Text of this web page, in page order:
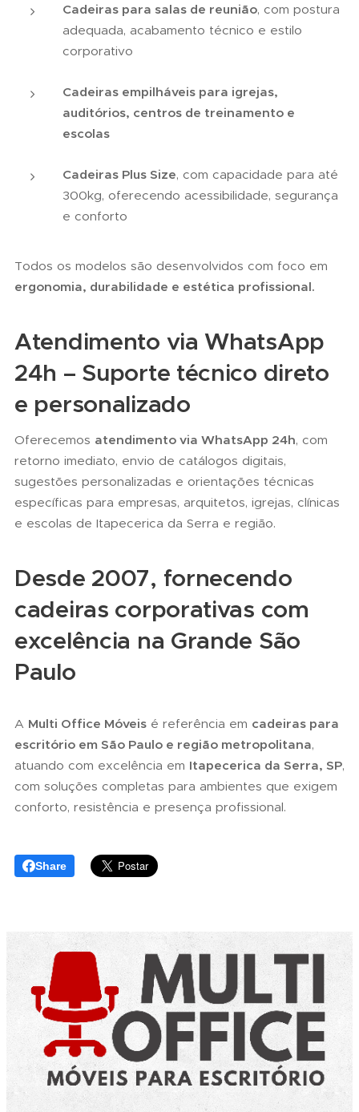
Cadeiras para salas de reunião, com postura
adequada, acabamento técnico e estilo
corporativo
Cadeiras empilháveis para igrejas,
auditórios, centros de treinamento e
escolas
Cadeiras Plus Size, com capacidade para até
300kg, oferecendo acessibilidade, segurança
e conforto
Todos os modelos são desenvolvidos com foco em
ergonomia, durabilidade e estética profissional.
Atendimento via WhatsApp
24h – Suporte técnico direto
e personalizado
Oferecemos atendimento via WhatsApp 24h, com
retorno imediato, envio de catálogos digitais,
sugestões personalizadas e orientações técnicas
específicas para empresas, arquitetos, igrejas, clínicas
e escolas de Itapecerica da Serra e região.
Desde 2007, fornecendo
cadeiras corporativas com
excelência na Grande São
Paulo
A Multi Office Móveis é referência em cadeiras para
escritório em São Paulo e região metropolitana,
atuando com excelência em Itapecerica da Serra, SP,
com soluções completas para ambientes que exigem
conforto, resistência e presença profissional.
Share